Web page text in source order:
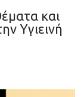
και
Υγιεινή